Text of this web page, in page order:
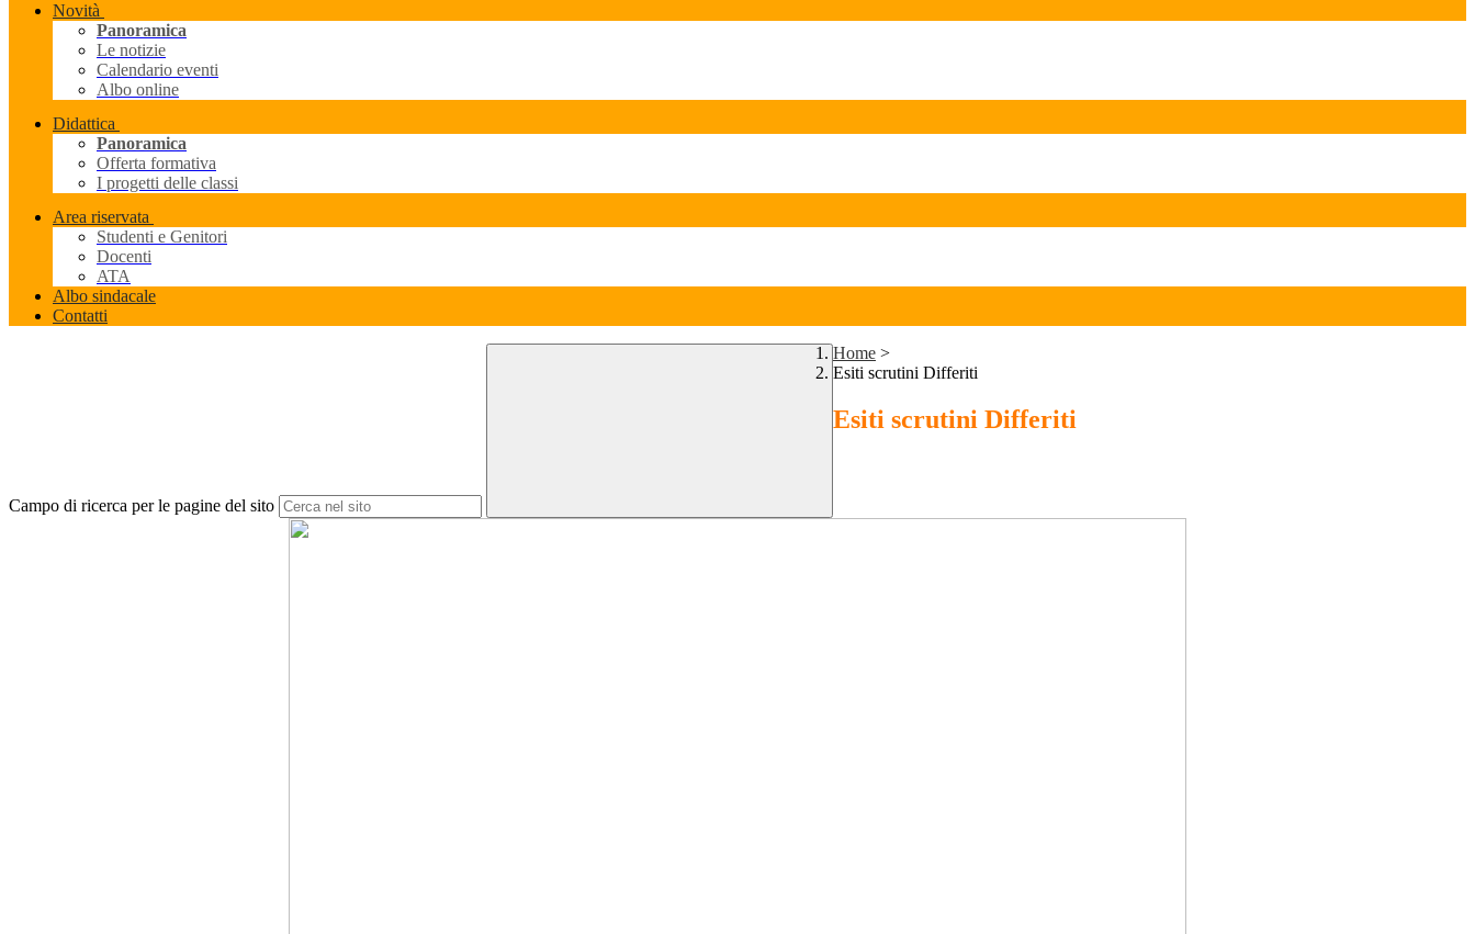
Novità
Panoramica
Le notizie
Calendario eventi
Albo online
Didattica
Panoramica
Offerta formativa
I progetti delle classi
Area riservata
Studenti e Genitori
Docenti
ATA
Albo sindacale
Contatti
Campo di ricerca per le pagine del sito
Home >
Esiti scrutini Differiti
Esiti scrutini Differiti